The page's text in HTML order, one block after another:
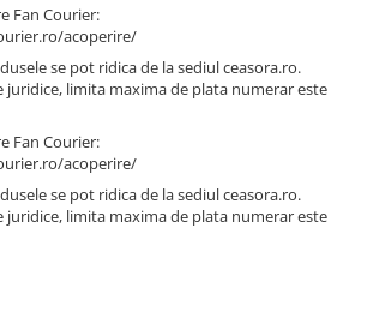
Fan Courier:
acoperire/
se pot ridica de la sediul ceasora.ro.
juridice, limita maxima de plata numerar este
Fan Courier:
acoperire/
se pot ridica de la sediul ceasora.ro.
juridice, limita maxima de plata numerar este